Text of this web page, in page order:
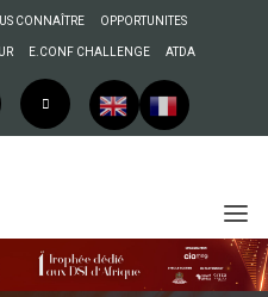
CONNAÎTRE OPPORTUNITES
E.CONF CHALLENGE ATDA